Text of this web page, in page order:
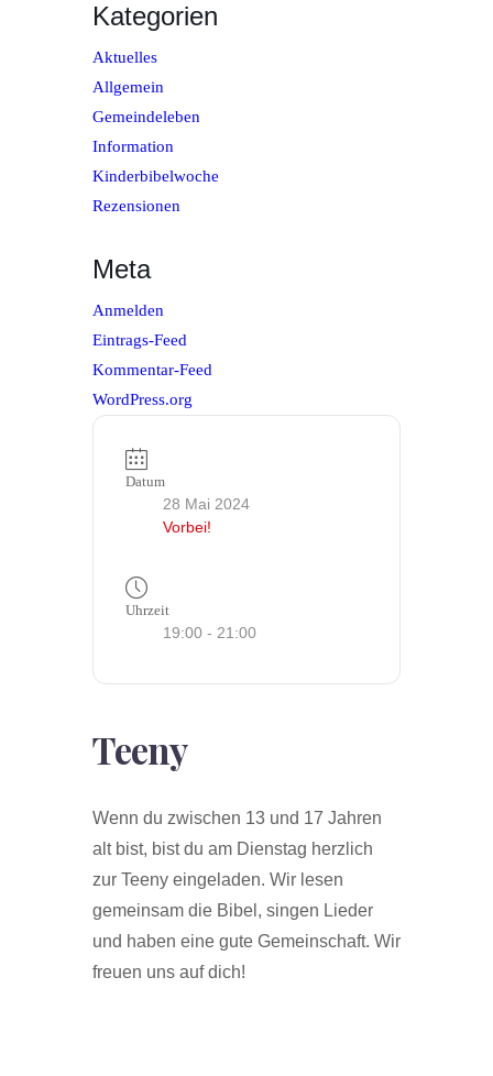
Kategorien
Aktuelles
Allgemein
Gemeindeleben
Information
Kinderbibelwoche
Rezensionen
Meta
Anmelden
Eintrags-Feed
Kommentar-Feed
WordPress.org
Datum
28 Mai 2024
Vorbei!
Uhrzeit
19:00 - 21:00
Teeny
Wenn du zwischen 13 und 17 Jahren
alt bist, bist du am Dienstag herzlich
zur Teeny eingeladen. Wir lesen
gemeinsam die Bibel, singen Lieder
und haben eine gute Gemeinschaft. Wir
freuen uns auf dich!